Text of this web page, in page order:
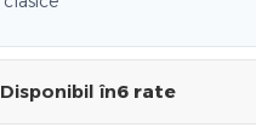
Disponibil în6 rate